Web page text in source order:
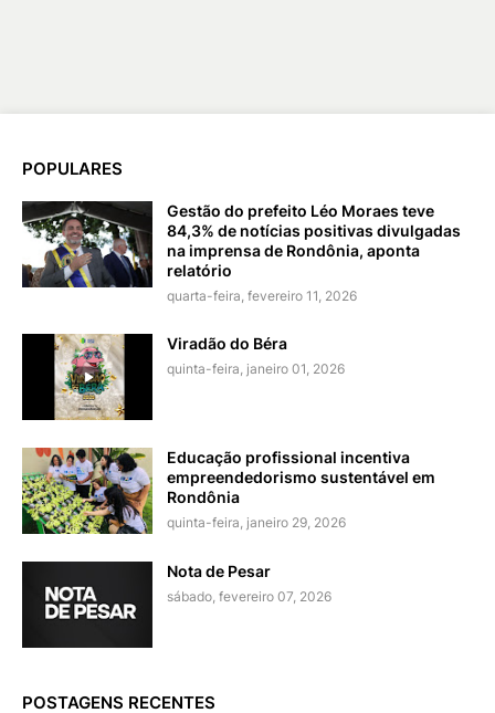
POPULARES
Gestão do prefeito Léo Moraes teve
84,3% de notícias positivas divulgadas
na imprensa de Rondônia, aponta
relatório
quarta-feira, fevereiro 11, 2026
Viradão do Béra
quinta-feira, janeiro 01, 2026
Educação profissional incentiva
empreendedorismo sustentável em
Rondônia
quinta-feira, janeiro 29, 2026
Nota de Pesar
sábado, fevereiro 07, 2026
POSTAGENS RECENTES